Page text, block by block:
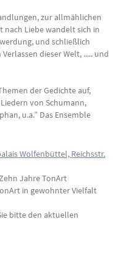
zur allmählichen
nach Liebe wandelt sich in
und schließlich
dieser Welt, ..... und
der Gedichte auf,
von Schumann,
u.a.” Das Ensemble
Wolfenbüttel, Reichsstr.
Jahre TonArt
in gewohnter Vielfalt
bitte den aktuellen